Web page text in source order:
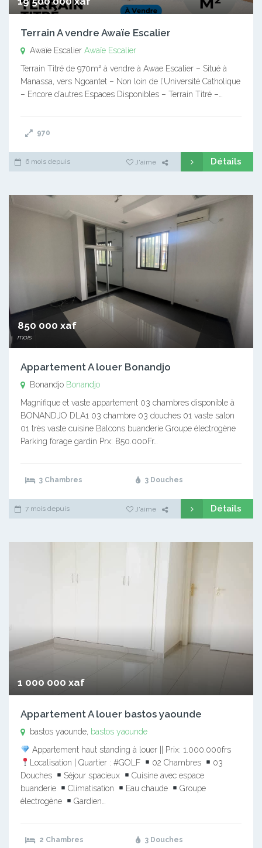
Terrain A vendre Awaïe Escalier
Awaïe Escalier Awaïe Escalier
Terrain Titré de 970m² à vendre à Awae Escalier – Situé à
Manassa, vers Ngoantet – Non loin de l’Université Catholique
– Encore d’autres Espaces Disponibles – Terrain Titré –…
970
6 mois depuis J'aime Détails
850 000 xaf
mois
Appartement A louer Bonandjo
Bonandjo Bonandjo
Magnifique et vaste appartement 03 chambres disponible à
BONANDJO DLA1 03 chambre 03 douches 01 vaste salon
01 très vaste cuisine Balcons buanderie Groupe électrogène
Parking forage gardin Prx: 850.000Fr…
3 Chambres 3 Douches
7 mois depuis J'aime Détails
1 000 000 xaf
Appartement A louer bastos yaounde
bastos yaounde, bastos yaounde
Appartement haut standing à louer || Prix: 1.000.000frs
Localisation | Quartier : #GOLF
02 Chambres
03
Douches
Séjour spacieux
Cuisine avec espace
buanderie
Climatisation Eau chaude
Groupe
électrogène
Gardien…
2 Chambres 3 Douches